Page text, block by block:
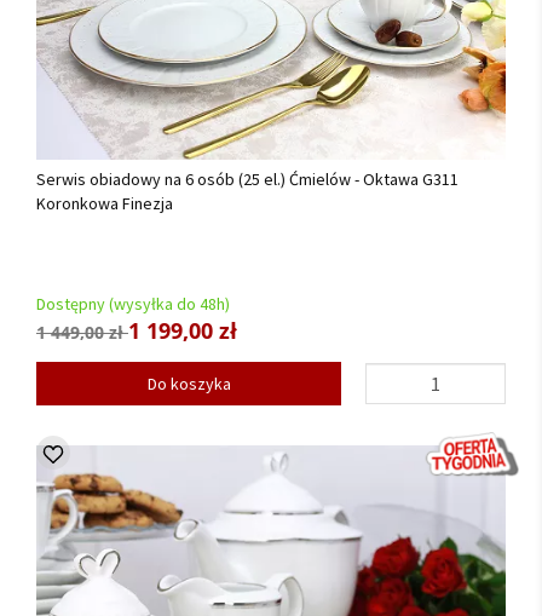
Serwis obiadowy na 6 osób (25 el.) Ćmielów - Oktawa G311
Koronkowa Finezja
Dostępny (wysyłka do 48h)
1 449,00 zł1 199,00 zł
Do koszyka